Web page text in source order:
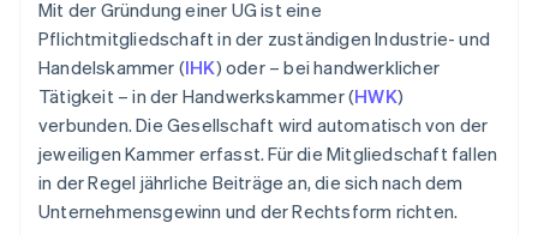
Mit der Gründung einer UG ist eine
Pflichtmitgliedschaft in der zuständigen Industrie- und
Handelskammer (IHK) oder – bei handwerklicher
Tätigkeit – in der Handwerkskammer (HWK)
verbunden. Die Gesellschaft wird automatisch von der
jeweiligen Kammer erfasst. Für die Mitgliedschaft fallen
in der Regel jährliche Beiträge an, die sich nach dem
Unternehmensgewinn und der Rechtsform richten.